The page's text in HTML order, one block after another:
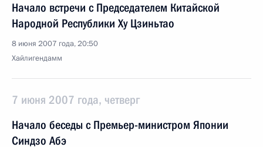
Начало встречи с Председателем Китайской
Народной Республики Ху Цзиньтао
8 июня 2007 года, 20:50
Хайлигендамм
7 июня 2007 года, четверг
Начало беседы с Премьер-министром Японии
Синдзо Абэ